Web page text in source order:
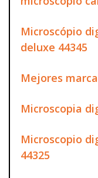
Microscópio
deluxe 44345
Mejores
Microscopia
Microscopio
44325